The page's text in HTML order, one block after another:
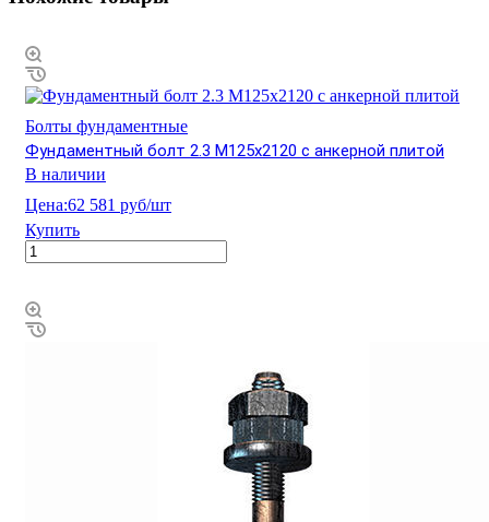
Болты фундаментные
Фундаментный болт 2.3 М125х2120 с анкерной плитой
В наличии
Цена:62 581 руб/шт
Купить